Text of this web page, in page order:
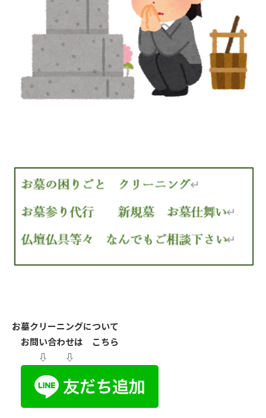
お墓クリーニングについて
お問い合わせは こちら
⇩ ⇩